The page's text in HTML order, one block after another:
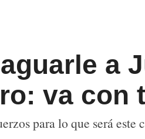
a
va con
para lo que será